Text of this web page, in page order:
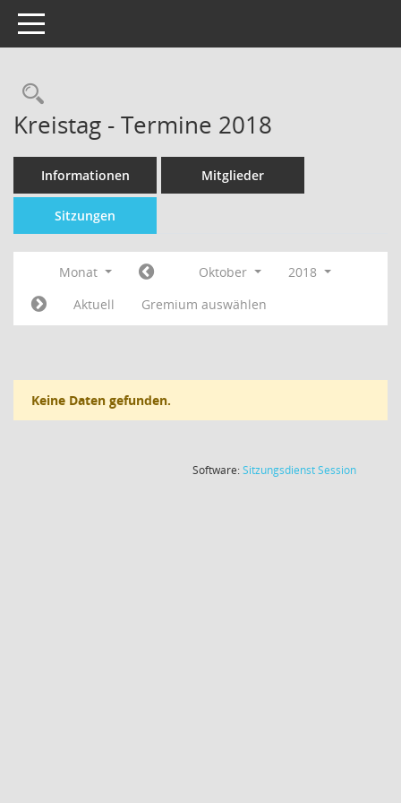
Toggle navigation
Kreistag - Termine 2018
Informationen Mitglieder
Sitzungen
Monat Oktober
2018
Aktuell
Gremium auswählen
Keine Daten gefunden.
Software:SitzungsdienstSession(Wird in